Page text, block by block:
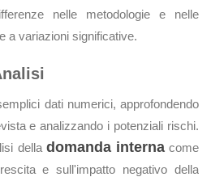
nelle metodologie e nelle
a variazioni significative.
dati numerici, approfondendo
e analizzando i potenziali rischi.
della domanda internacome
e sull'impatto negativo della